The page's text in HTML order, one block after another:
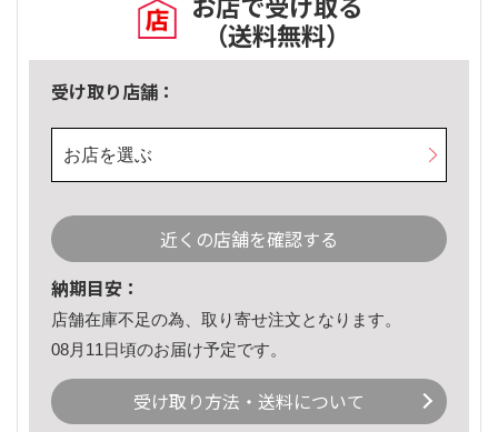
（送料無料）
受け取り店舗：
お店を選ぶ
近くの店舗を確認する
納期目安：
店舗在庫不足の為、取り寄せ注文となります。
08月11日頃のお届け予定です。
受け取り方法・送料について